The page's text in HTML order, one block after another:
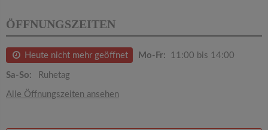
ÖFFNUNGSZEITEN
Heute nicht mehr geöffnet Mo-Fr: 11:00 bis 14:00
Sa-So: Ruhetag
Alle Öffnungszeiten ansehen
a
t